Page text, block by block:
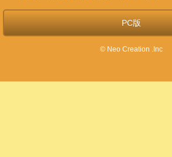
PC版
© Neo Creation .Inc